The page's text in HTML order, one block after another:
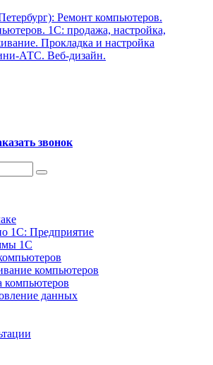
звонок
1С: Предприятие
1С
компьютеров
компьютеров
данных